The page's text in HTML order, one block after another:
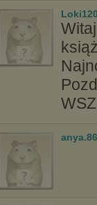
anya.86